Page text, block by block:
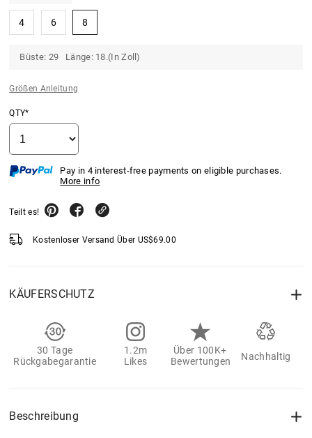
4 6 8
Büste: 29 Länge: 18.(In Zoll)
Größen Anleitung
QTY*
Pay in 4 interest-free payments on eligible purchases.
More info
Teilt es!
Kostenloser Versand Über US$69.00
KÄUFERSCHUTZ
30 Tage
Rückgabegarantie
1.2m
Likes
Über 100K+
Bewertungen
Nachhaltig
Beschreibung